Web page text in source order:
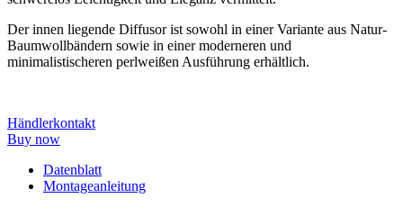
Der innen liegende Diffusor ist sowohl in einer Variante aus Natur-
Baumwollbändern sowie in einer moderneren und
minimalistischeren perlweißen Ausführung erhältlich.
Händlerkontakt
Buy now
Datenblatt
Montageanleitung